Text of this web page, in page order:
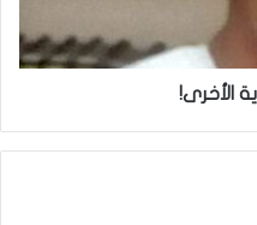
الأخرى!